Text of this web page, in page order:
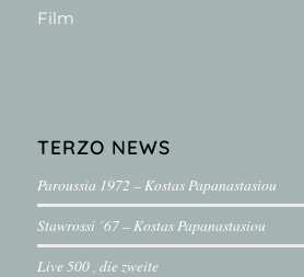
Film
TERZO NEWS
Paroussia 1972 – Kostas Papanastasiou
Stawrossi ´67 – Kostas Papanastasiou
Live 500 , die zweite